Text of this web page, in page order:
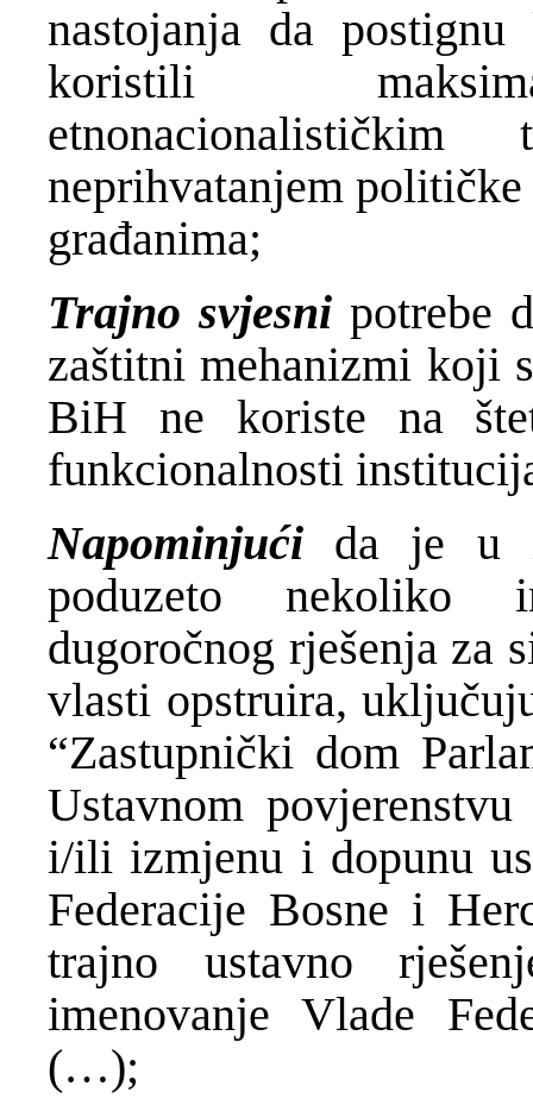
nastojanja da
koristili
neprihvatanjem
građanima;
Trajno svjesni potrebe
zaštitni mehanizmi koji
BiH ne koriste na
funkcionalnosti
Napominjući da je u
poduzeto nekoliko
dugoročnog rješenja za
vlasti opstruira,
“Zastupnički dom
Ustavnom
i/ili izmjenu i dopunu
Federacije Bosne i
trajno ustavno
imenovanje Vlade
(…);